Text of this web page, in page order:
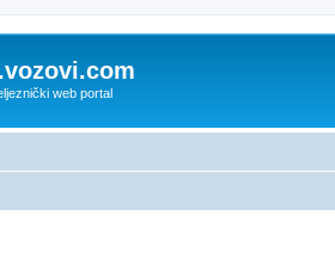
web portal